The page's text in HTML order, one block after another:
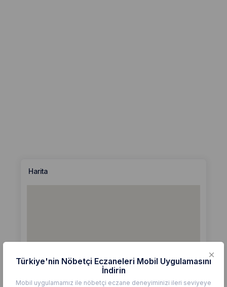
Harita
Türkiye'nin Nöbetçi Eczaneleri Mobil Uygulamasını
İndirin
Mobil uygulamamız ile nöbetçi eczane deneyiminizi ileri seviyeye